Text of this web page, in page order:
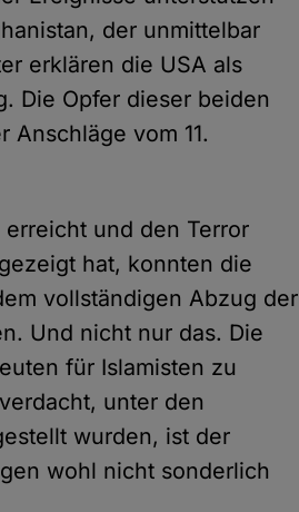
der unmittelbar
erklären die USA als
Die Opfer dieser beiden
vom 11.
und den Terror
hat, konnten die
vollständigen Abzug der
Und nicht nur das. Die
für Islamisten zu
unter den
wurden, ist der
wohl nicht sonderlich